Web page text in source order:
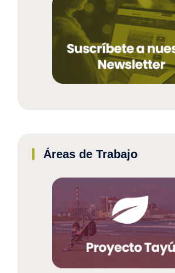
Áreas de Trabajo